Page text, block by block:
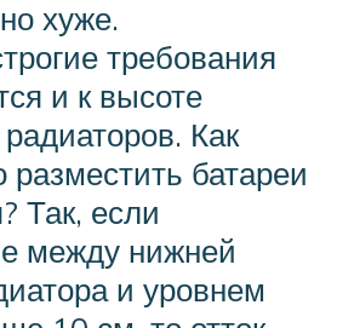
хуже.
требования
и к высоте
Как
разместить батареи
Так, если
между нижней
и уровнем